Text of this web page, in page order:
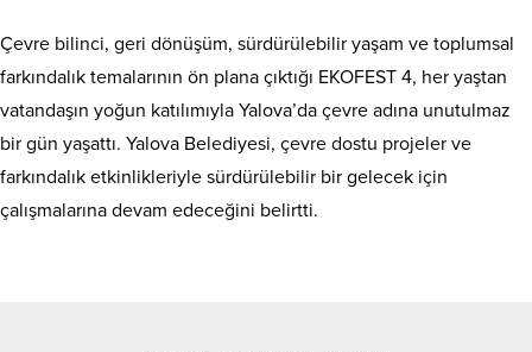
Çevre bilinci, geri dönüşüm, sürdürülebilir yaşam ve toplumsal
farkındalık temalarının ön plana çıktığı EKOFEST 4, her yaştan
vatandaşın yoğun katılımıyla Yalova’da çevre adına unutulmaz
bir gün yaşattı. Yalova Belediyesi, çevre dostu projeler ve
farkındalık etkinlikleriyle sürdürülebilir bir gelecek için
çalışmalarına devam edeceğini belirtti.